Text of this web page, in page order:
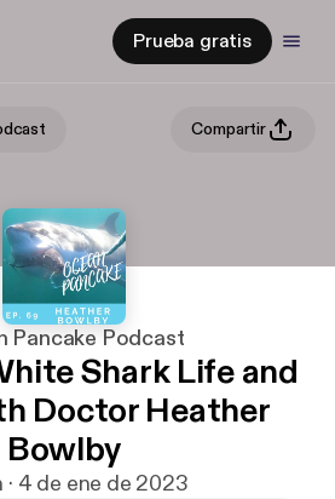
Prueba gratis
Compartir
Pancake Podcast
Shark Life and
Doctor Heather
Bowlby
· 4 de ene de 2023